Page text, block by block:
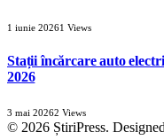
1 iunie 20261 Views
Stații încărcare auto
2026
3 mai 20262 Views
© 2026 ȘtiriPress.